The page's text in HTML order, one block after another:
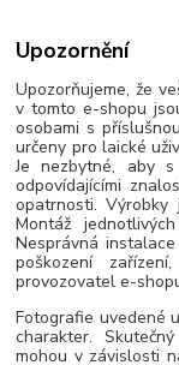
Upozornění
Upozorňujeme, že
v tomto e-shopu
osobami s
určeny pro laické
Je nezbytné, aby
odpovídajícími
opatrnosti.
Montáž
Nesprávná
poškození
provozovatel e-
Fotografie uvedené
charakter.
mohou v závislosti